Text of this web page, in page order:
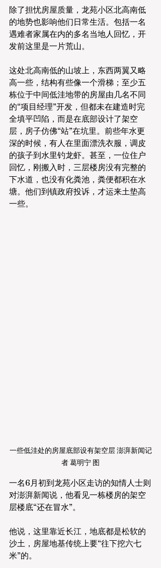
除了担忧房屋质量，龙苑小区北高南低
的地势也影响他们日常生活。包括一名
遇难者家属在内的多名当地人回忆，开
发前这里是一片荒山。
这处北高南低的山坡上，东西两翼又略
高一些，结构有些像一个滑梯；至少五
栋位于中间低洼地带的房屋由几名不同
的“项目经理”开发，但都未在建造时完
全填平凹陷，而是在底部设计了架空
层，房子仿佛“站”在坑里。前些年水更
深的时候，有人在里面漂洗衣服，调皮
的孩子到水里钓龙虾。甚至，一位住户
回忆，刚搬入时，三层楼房没有完整的
下水道，也没有化粪池，粪便都积在水
塘。他们到镇政府投诉，才运来土垫高
一些。
一些低洼处的房屋底部设有架空层 澎湃新闻记
者 葛明宁 图
一名6月初到龙苑小区走访的知情人士则
对澎湃新闻说，他看见一栋楼房的架空
层楼底“还在冒水”。
他说，这里靠近长江，地底都是松软的
沙土，房屋地基传统上要“往下挖六七
米”的。